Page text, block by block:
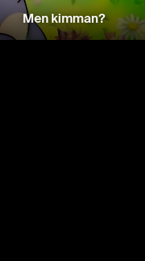
Men kimman?